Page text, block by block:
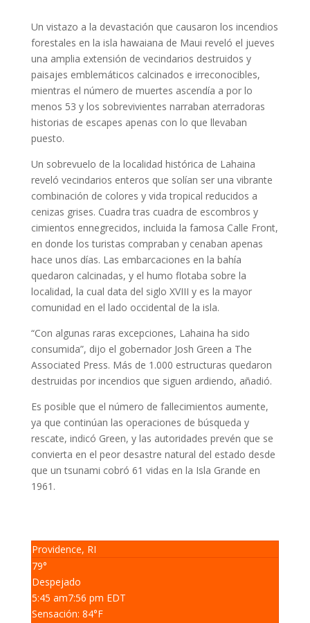
Un vistazo a la devastación que causaron los incendios
forestales en la isla hawaiana de Maui reveló el jueves
una amplia extensión de vecindarios destruidos y
paisajes emblemáticos calcinados e irreconocibles,
mientras el número de muertes ascendía a por lo
menos 53 y los sobrevivientes narraban aterradoras
historias de escapes apenas con lo que llevaban
puesto.
Un sobrevuelo de la localidad histórica de Lahaina
reveló vecindarios enteros que solían ser una vibrante
combinación de colores y vida tropical reducidos a
cenizas grises. Cuadra tras cuadra de escombros y
cimientos ennegrecidos, incluida la famosa Calle Front,
en donde los turistas compraban y cenaban apenas
hace unos días. Las embarcaciones en la bahía
quedaron calcinadas, y el humo flotaba sobre la
localidad, la cual data del siglo XVIII y es la mayor
comunidad en el lado occidental de la isla.
“Con algunas raras excepciones, Lahaina ha sido
consumida”, dijo el gobernador Josh Green a The
Associated Press. Más de 1.000 estructuras quedaron
destruidas por incendios que siguen ardiendo, añadió.
Es posible que el número de fallecimientos aumente,
ya que continúan las operaciones de búsqueda y
rescate, indicó Green, y las autoridades prevén que se
convierta en el peor desastre natural del estado desde
que un tsunami cobró 61 vidas en la Isla Grande en
1961.
Providence, RI
79°
Despejado
5:45 am7:56 pm EDT
Sensación: 84°F